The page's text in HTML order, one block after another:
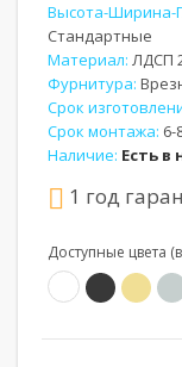
Высота-Ширина-
Стандартные
Материал: ЛДСП
Фурнитура:
Срок
Срок монтажа: 6-
Наличие: Есть в
1 год
Доступные цвета